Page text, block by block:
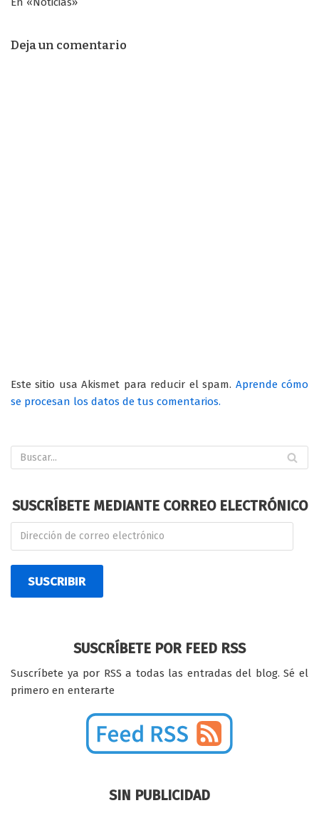
Deja un comentario
Este sitio usa Akismet para reducir el spam. Aprende cómo
se procesan los datos de tus comentarios.
SUSCRÍBETE MEDIANTE CORREO ELECTRÓNICO
SUSCRIBIR
SUSCRÍBETE POR FEED RSS
Suscríbete ya por RSS a todas las entradas del blog. Sé el
primero en enterarte
SIN PUBLICIDAD